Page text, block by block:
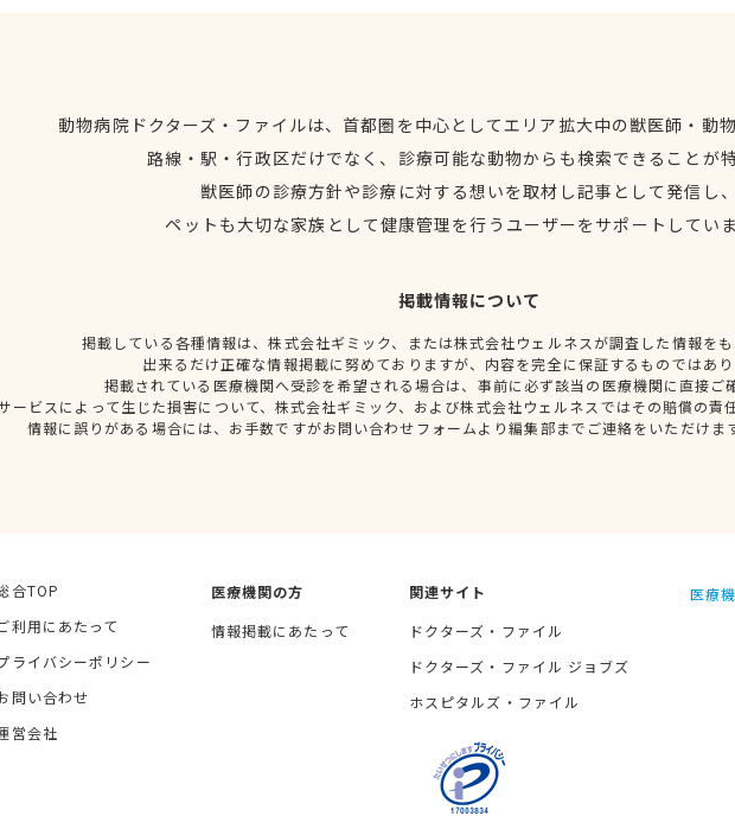
動物病院ドクターズ・ファイルは、首都圏を中心としてエリア拡大中の獣医師・動
路線・駅・行政区だけでなく、診療可能な動物からも検索できることが
獣医師の診療方針や診療に対する想いを取材し記事として発信し
ペットも大切な家族として健康管理を行うユーザーをサポートしてい
掲載情報について
掲載している各種情報は、株式会社ギミック、または株式会社ウェルネスが調査した情報を
出来るだけ正確な情報掲載に努めておりますが、内容を完全に保証するものではあ
掲載されている医療機関へ受診を希望される場合は、事前に必ず該当の医療機関に直接ご
ービスによって生じた損害について、株式会社ギミック、および株式会社ウェルネスではその賠償の責
情報に誤りがある場合には、お手数ですがお問い合わせフォームより編集部までご連絡をいただけま
合TOP
利用にあたって
ライバシーポリシー
問い合わせ
営会社
医療機関の方
情報掲載にあたって
関連サイト
ドクターズ・ファイル
ドクターズ・ファイル ジョブズ
ホスピタルズ・ファイル
医療